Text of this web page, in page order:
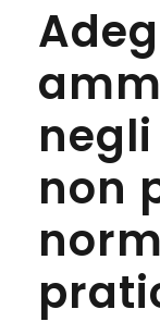
negli
non